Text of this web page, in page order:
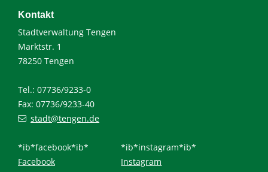
Kontakt
Stadtverwaltung Tengen
Marktstr. 1
78250 Tengen
Tel.: 07736/9233-0
Fax: 07736/9233-40
stadt@tengen.de
*ib*facebook*ib*
Facebook
*ib*instagram*ib*
Instagram